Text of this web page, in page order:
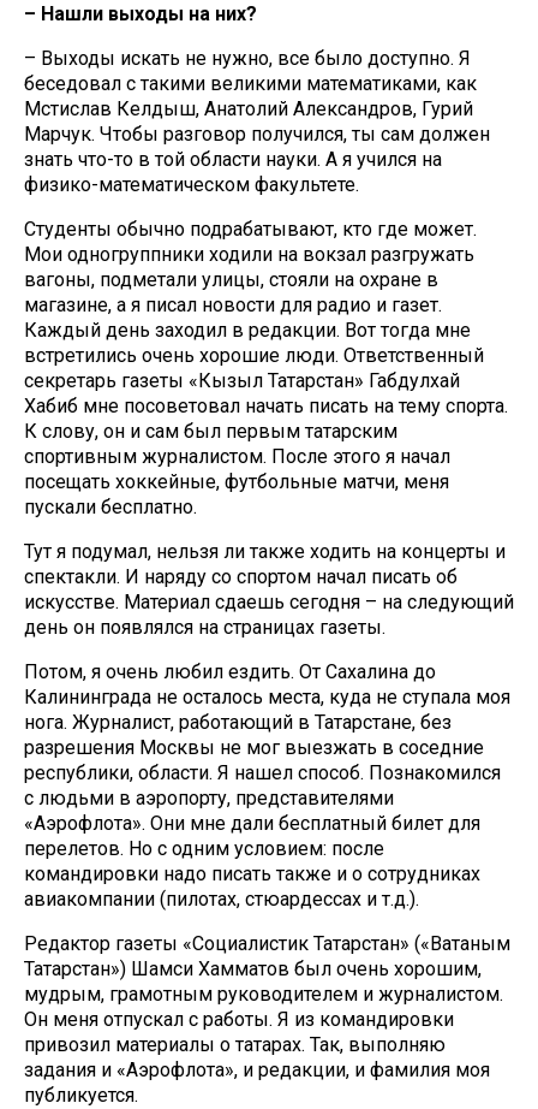
– Нашли выходы на них?
– Выходы искать не нужно, все было доступно. Я
беседовал с такими великими математиками, как
Мстислав Келдыш, Анатолий Александров, Гурий
Марчук. Чтобы разговор получился, ты сам должен
знать что-то в той области науки. А я учился на
физико-математическом факультете.
Студенты обычно подрабатывают, кто где может.
Мои одногруппники ходили на вокзал разгружать
вагоны, подметали улицы, стояли на охране в
магазине, а я писал новости для радио и газет.
Каждый день заходил в редакции. Вот тогда мне
встретились очень хорошие люди. Ответственный
секретарь газеты «Кызыл Татарстан» Габдулхай
Хабиб мне посоветовал начать писать на тему спорта.
К слову, он и сам был первым татарским
спортивным журналистом. После этого я начал
посещать хоккейные, футбольные матчи, меня
пускали бесплатно.
Тут я подумал, нельзя ли также ходить на концерты и
спектакли. И наряду со спортом начал писать об
искусстве. Материал сдаешь сегодня – на следующий
день он появлялся на страницах газеты.
Потом, я очень любил ездить. От Сахалина до
Калининграда не осталось места, куда не ступала моя
нога. Журналист, работающий в Татарстане, без
разрешения Москвы не мог выезжать в соседние
республики, области. Я нашел способ. Познакомился
с людьми в аэропорту, представителями
«Аэрофлота». Они мне дали бесплатный билет для
перелетов. Но с одним условием: после
командировки надо писать также и о сотрудниках
авиакомпании (пилотах, стюардессах и т.д.).
Редактор газеты «Социалистик Татарстан» («Ватаным
Татарстан») Шамси Хамматов был очень хорошим,
мудрым, грамотным руководителем и журналистом.
Он меня отпускал с работы. Я из командировки
привозил материалы о татарах. Так, выполняю
задания и «Аэрофлота», и редакции, и фамилия моя
публикуется.